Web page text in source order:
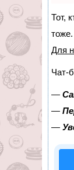
Тот,
Для
Чат-
—
—
—